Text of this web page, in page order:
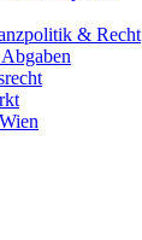
& Recht